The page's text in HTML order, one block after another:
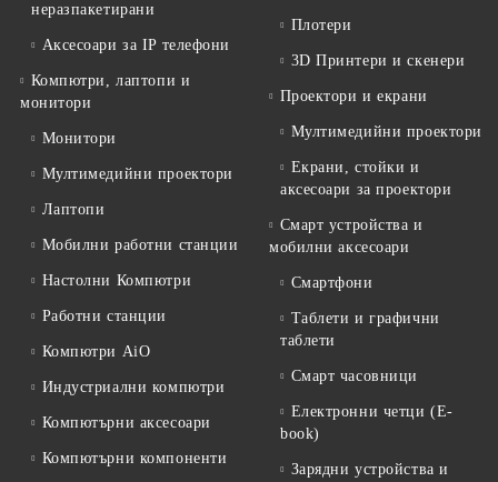
неразпакетирани
Аксесоари за IP телефони
Компютри, лаптопи и
монитори
Монитори
Мултимедийни проектори
Лаптопи
Мобилни работни станции
Настолни Компютри
Работни станции
Компютри AiO
Индустриални компютри
Компютърни аксесоари
Компютърни компоненти
Плотери
3D Принтери и скенери
Проектори и екрани
Мултимедийни проектори
Екрани, стойки и
аксесоари за проектори
Смарт устройства и
мобилни аксесоари
Смартфони
Таблети и графични
таблети
Смарт часовници
Електронни четци (E-
book)
Зарядни устройства и